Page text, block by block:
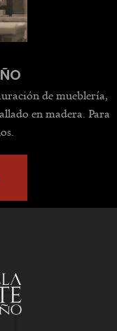
de mueblería,
en madera. Para